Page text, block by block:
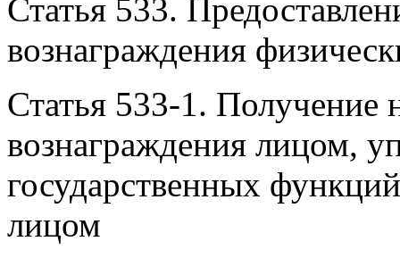
Статья 533.
вознаграждения
Статья 533-1. Получение
вознаграждения лицом,
государственных
лицом